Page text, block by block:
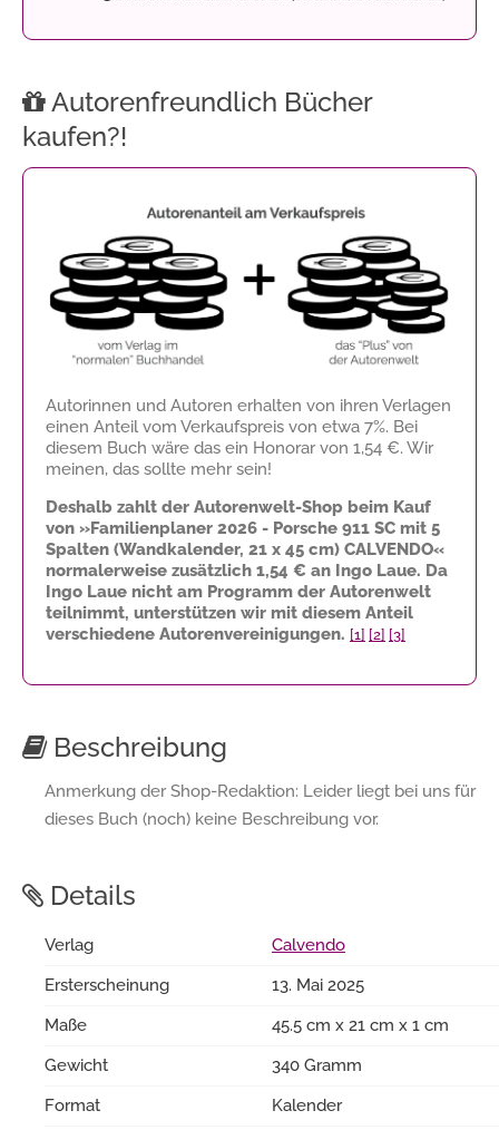
Autorenfreundlich Bücher
kaufen?!
Autorinnen und Autoren erhalten von ihren Verlagen
einen Anteil vom Verkaufspreis von etwa 7%. Bei
diesem Buch wäre das ein Honorar von 1,54 €. Wir
meinen, das sollte mehr sein!
Deshalb zahlt der Autorenwelt-Shop beim Kauf
von »Familienplaner 2026 - Porsche 911 SC mit 5
Spalten (Wandkalender, 21 x 45 cm) CALVENDO«
normalerweise zusätzlich 1,54 € an Ingo Laue. Da
Ingo Laue nicht am Programm der Autorenwelt
teilnimmt, unterstützen wir mit diesem Anteil
verschiedene Autorenvereinigungen. [1] [2] [3]
Beschreibung
Anmerkung der Shop-Redaktion: Leider liegt bei uns für
dieses Buch (noch) keine Beschreibung vor.
Details
Verlag
Calvendo
Ersterscheinung
13. Mai 2025
Maße
45.5 cm x 21 cm x 1 cm
Gewicht
340 Gramm
Format
Kalender